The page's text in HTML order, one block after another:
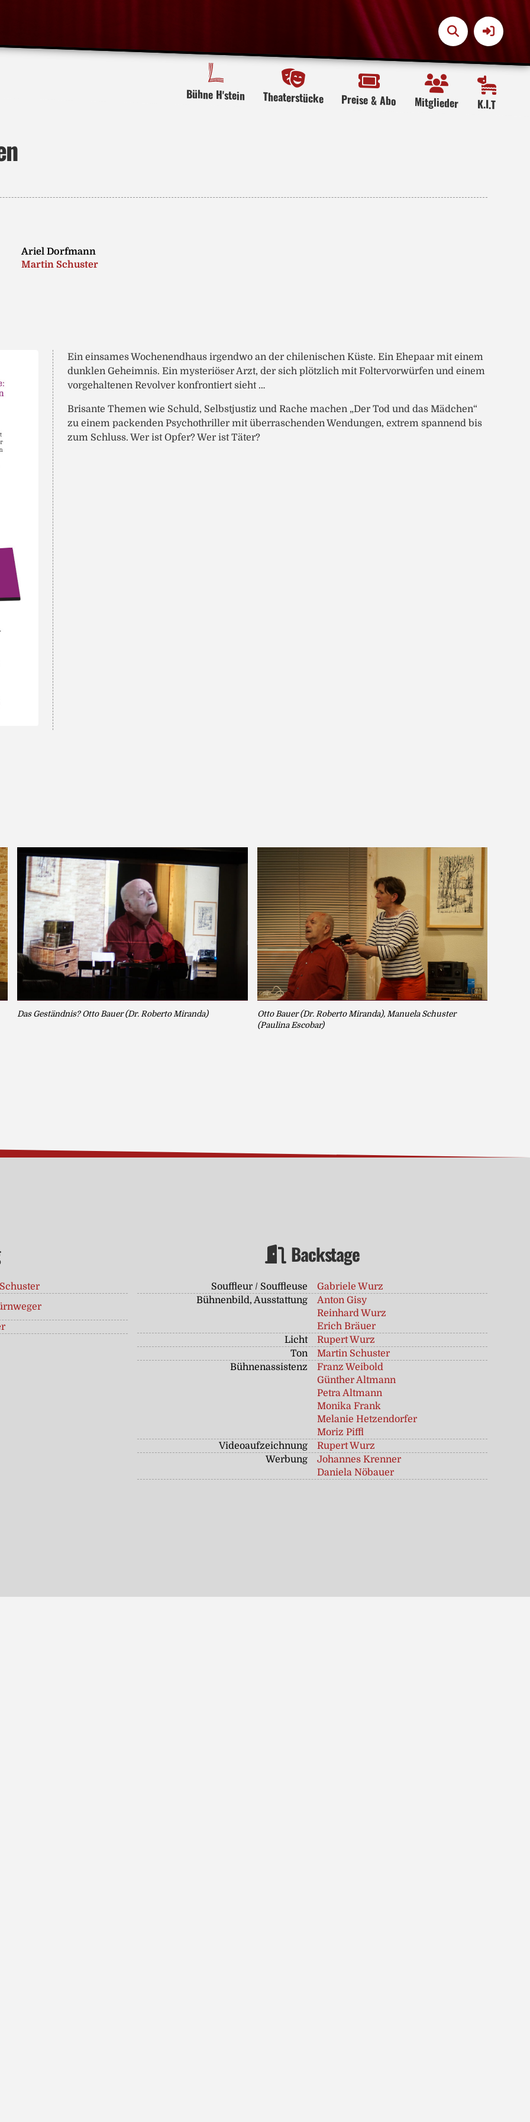
Bühne H'stein Theaterstücke Preise & Abo Mitglieder K.I.T
Ariel Dorfmann
Martin Schuster
Ein einsames Wochenendhaus irgendwo an der chilenischen Küste. Ein Ehepaar mit einem
dunklen Geheimnis. Ein mysteriöser Arzt, der sich plötzlich mit Foltervorwürfen und einem
vorgehaltenen Revolver konfrontiert sieht …
Brisante Themen wie Schuld, Selbstjustiz und Rache machen „Der Tod und das Mädchen“
zu einem packenden Psychothriller mit überraschenden Wendungen, extrem spannend bis
zum Schluss. Wer ist Opfer? Wer ist Täter?
Das Geständnis? Otto Bauer (Dr. Roberto Miranda)
Otto Bauer (Dr. Roberto Miranda), Manuela Schuster
(Paulina Escobar)
Backstage
Souffleur / Souffleuse
Gabriele Wurz
Bühnenbild, Ausstattung
Anton Gisy
Reinhard Wurz
Erich Bräuer
Licht
Rupert Wurz
Ton
Martin Schuster
Bühnenassistenz
Franz Weibold
Günther Altmann
Petra Altmann
Monika Frank
Melanie Hetzendorfer
Moriz Piffl
Videoaufzeichnung
Rupert Wurz
Werbung
Johannes Krenner
Daniela Nöbauer